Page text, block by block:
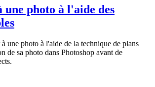
une photo à l'aide des
une photo à l'aide de la technique de plans
de sa photo dans Photoshop avant de